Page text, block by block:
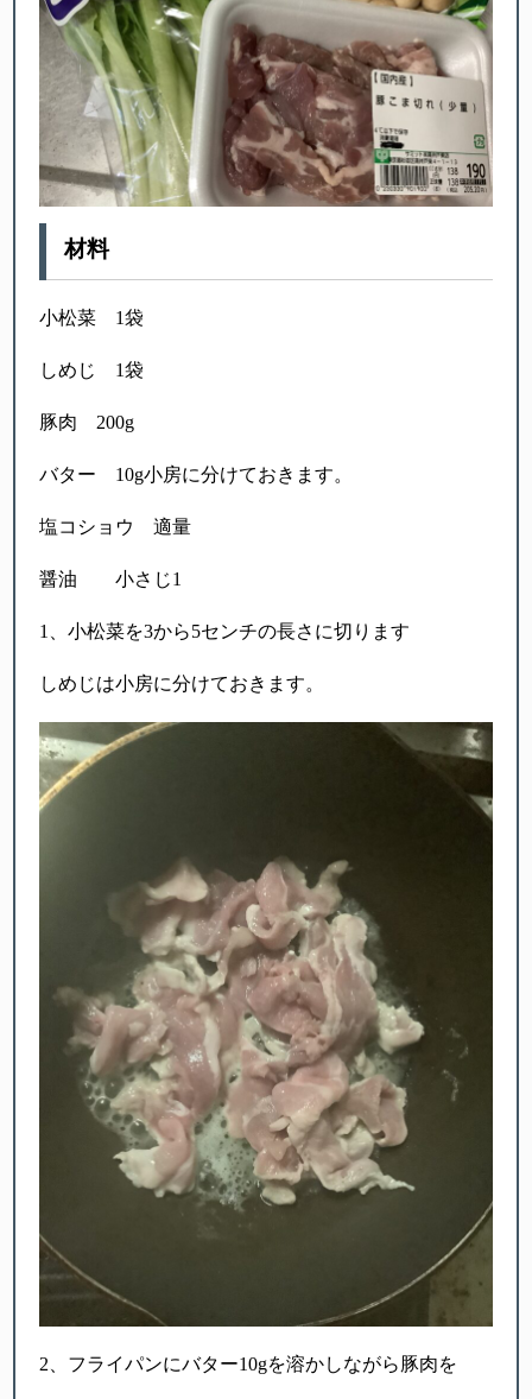
材料
小松菜 1袋
しめじ 1袋
豚肉 200g
バター 10g小房に分けておきます。
塩コショウ 適量
醤油 小さじ1
1、小松菜を3から5センチの長さに切ります
しめじは小房に分けておきます。
2、フライパンにバター10gを溶かしながら豚肉を